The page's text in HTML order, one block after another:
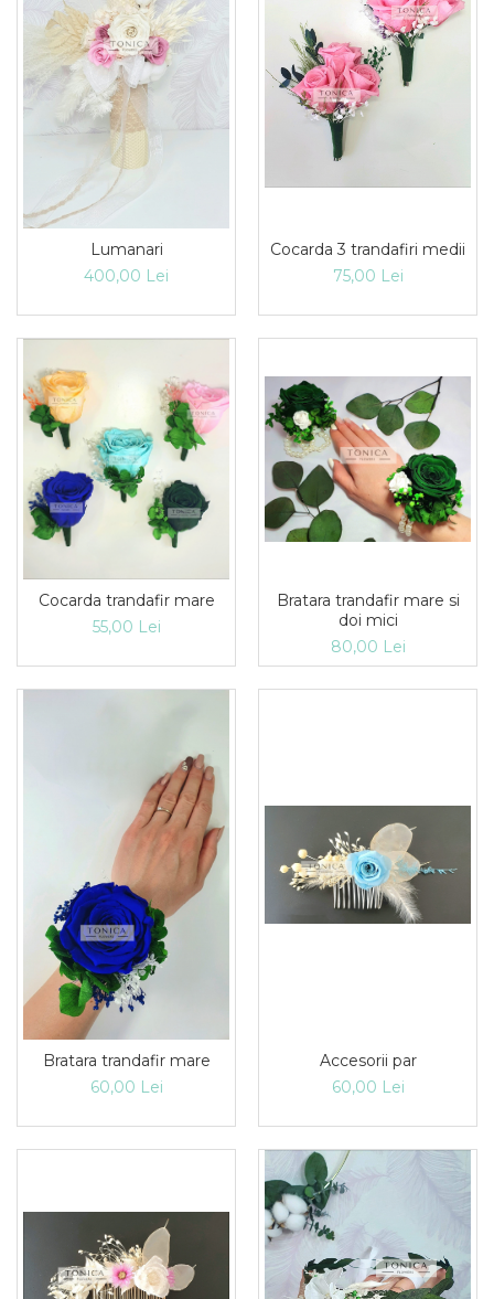
Lumanari
400,00 Lei
Cocarda 3 trandafiri medii
75,00 Lei
Cocarda trandafir mare
55,00 Lei
Bratara trandafir mare si
doi mici
80,00 Lei
Bratara trandafir mare
60,00 Lei
Accesorii par
60,00 Lei